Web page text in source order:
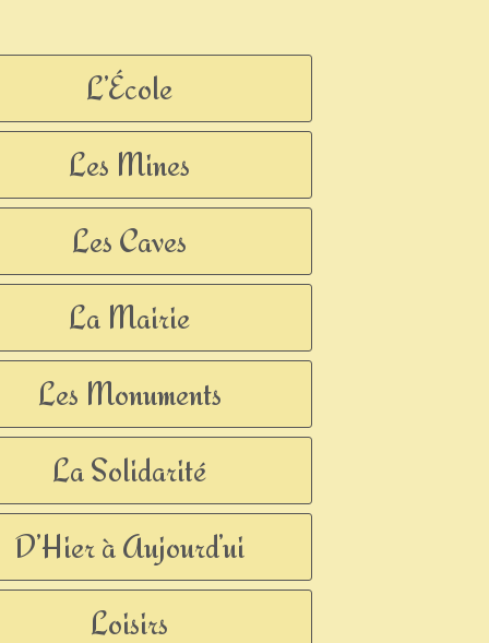
L’École
Les Mines
Les Caves
La Mairie
Les Monuments
La Solidarité
D’Hier à Aujourd’ui
Loisirs